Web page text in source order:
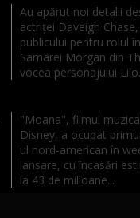
Au apărut noi detalii
actriței Daveigh
publicului pentru rolul
Samarei Morgan din
vocea personajului
"Moana", filmul
Disney, a ocupat
ul nord-american în
lansare, cu încasări
la 43 de milioane...